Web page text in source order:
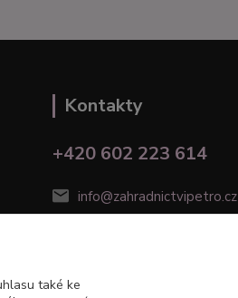
Kontakty
+420 602 223 614
info@zahradnictvipetro.cz
také ke